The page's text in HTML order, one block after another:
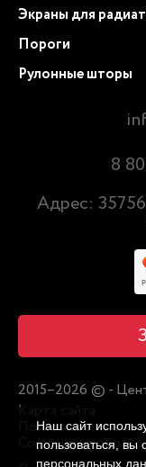
Экраны для
Пороги
Рулонные шторы
8
Адрес:
2015–2026 © -
Карта сайта
Политика в
Согласие на
Наш сайт
пользоваться, вы
персональных